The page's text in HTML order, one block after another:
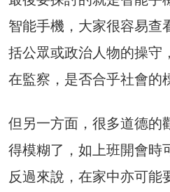
智能手機，大家很容易查
括公眾或政治人物的操守
在監察，是否合乎社會的
但另一方面，很多道德的
得模糊了，如上班開會時
反過來說，在家中亦可能